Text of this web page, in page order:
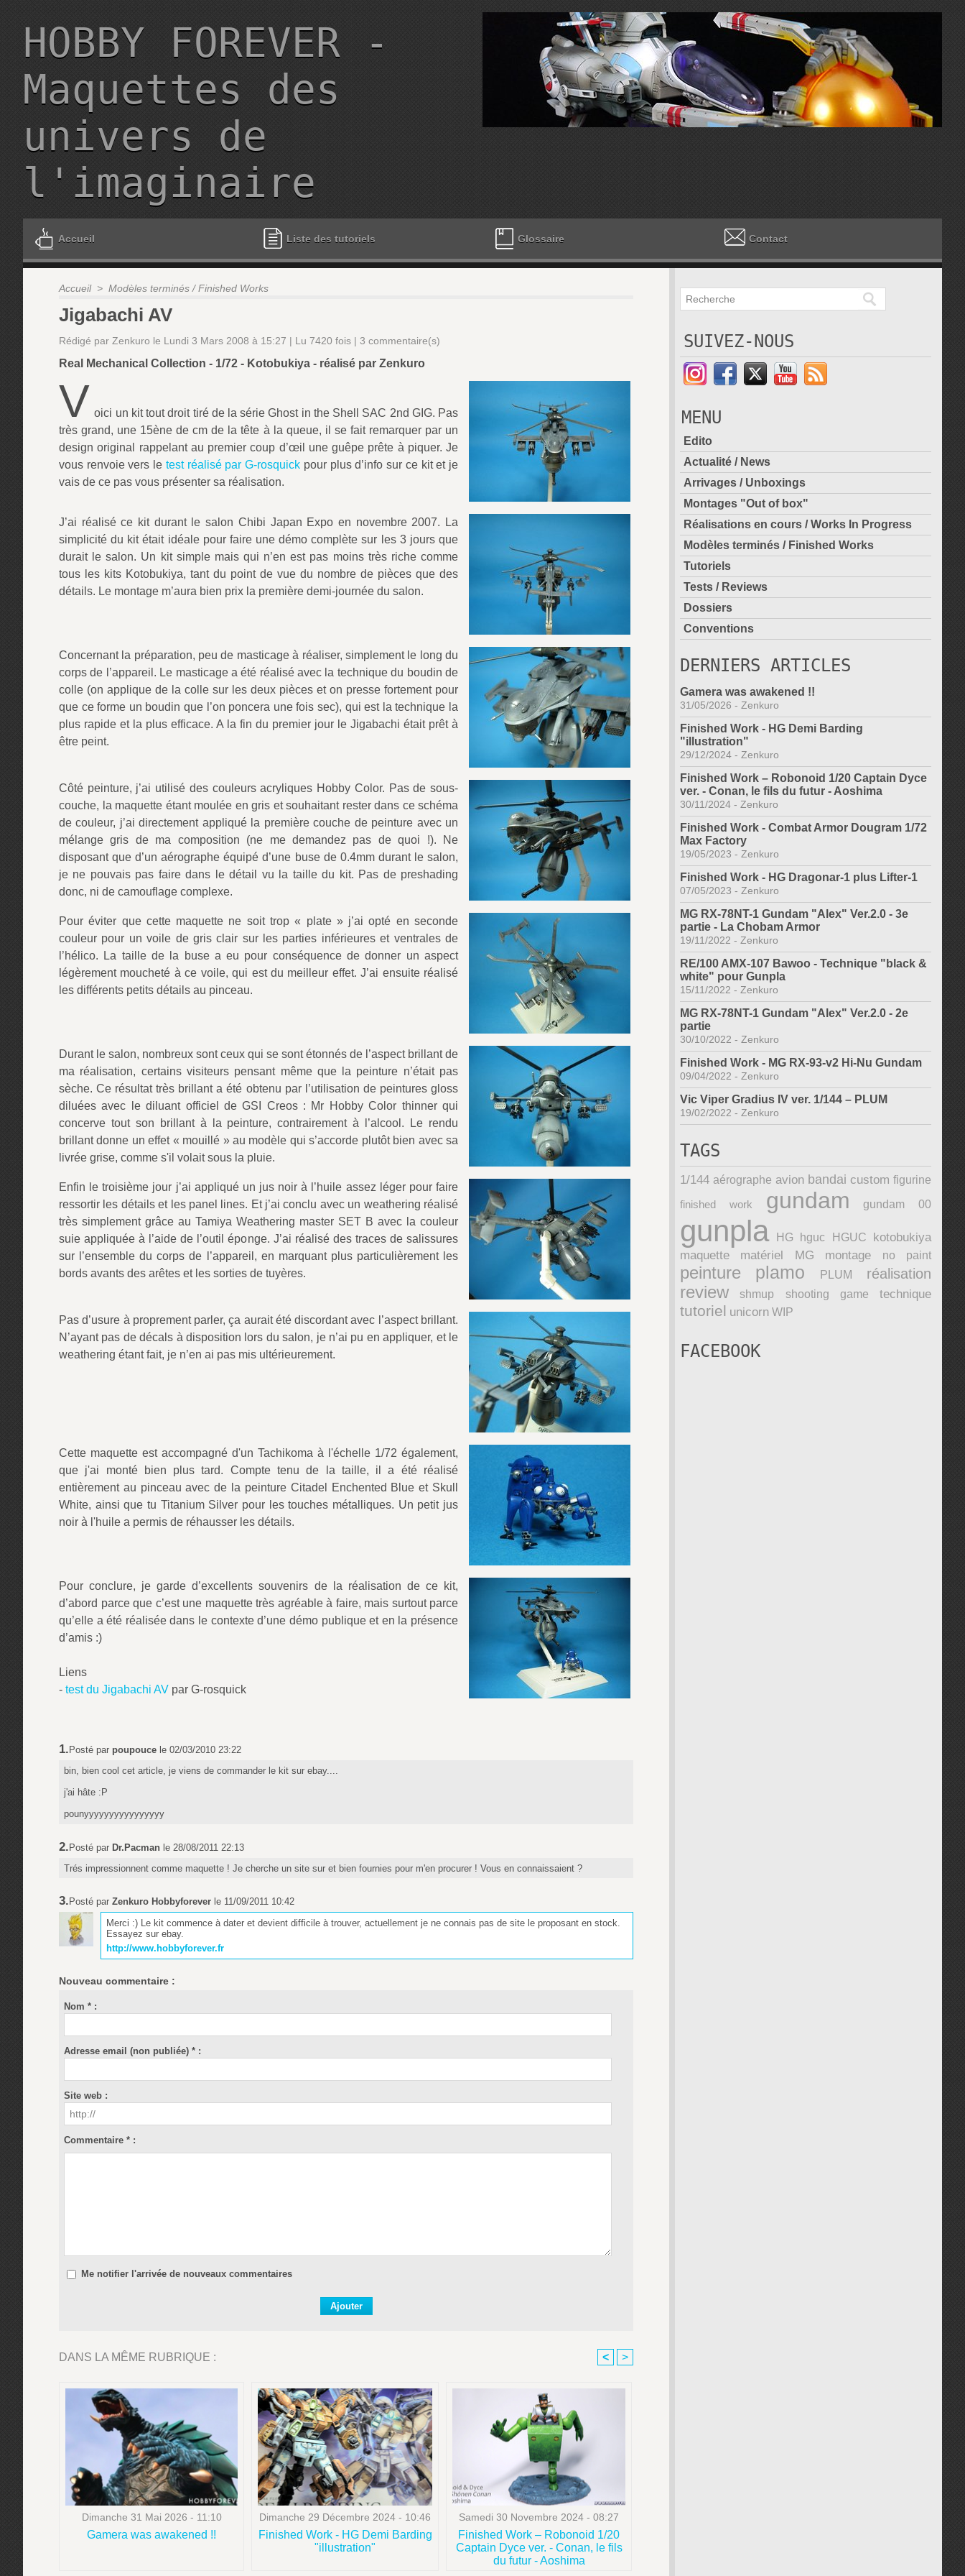
HOBBY FOREVER -
Maquettes des
univers de
l'imaginaire
Accueil Liste des tutoriels Glossaire Contact
Accueil > Modèles terminés / Finished Works
Jigabachi AV
Rédigé par Zenkuro le Lundi 3 Mars 2008 à 15:27 | Lu 7420 fois | 3 commentaire(s)
Real Mechanical Collection - 1/72 - Kotobukiya - réalisé par Zenkuro
V oici un kit tout droit tiré de la série Ghost in the Shell SAC 2nd GIG. Pas
très grand, une 15ène de cm de la tête à la queue, il se fait remarquer par un
design original rappelant au premier coup d’œil une guêpe prête à piquer. Je
vous renvoie vers le test réalisé par G-rosquick pour plus d’info sur ce kit et je
vais de ce pas vous présenter sa réalisation.
J’ai réalisé ce kit durant le salon Chibi Japan Expo en novembre 2007. La
simplicité du kit était idéale pour faire une démo complète sur les 3 jours que
durait le salon. Un kit simple mais qui n’en est pas moins très riche comme
tous les kits Kotobukiya, tant du point de vue du nombre de pièces que des
détails. Le montage m’aura bien prix la première demi-journée du salon.
Concernant la préparation, peu de masticage à réaliser, simplement le long du
corps de l’appareil. Le masticage a été réalisé avec la technique du boudin de
colle (on applique de la colle sur les deux pièces et on presse fortement pour
que ce forme un boudin que l’on poncera une fois sec), qui est la technique la
plus rapide et la plus efficace. A la fin du premier jour le Jigabachi était prêt à
être peint.
Côté peinture, j’ai utilisé des couleurs acryliques Hobby Color. Pas de sous-
couche, la maquette étant moulée en gris et souhaitant rester dans ce schéma
de couleur, j’ai directement appliqué la première couche de peinture avec un
mélange gris de ma composition (ne me demandez pas de quoi !). Ne
disposant que d’un aérographe équipé d’une buse de 0.4mm durant le salon,
je ne pouvais pas faire dans le détail vu la taille du kit. Pas de preshading
donc, ni de camouflage complexe.
Pour éviter que cette maquette ne soit trop « plate » j’ai opté en seconde
couleur pour un voile de gris clair sur les parties inférieures et ventrales de
l’hélico. La taille de la buse a eu pour conséquence de donner un aspect
légèrement moucheté à ce voile, qui est du meilleur effet. J’ai ensuite réalisé
les différents petits détails au pinceau.
Durant le salon, nombreux sont ceux qui se sont étonnés de l’aspect brillant de
ma réalisation, certains visiteurs pensant même que la peinture n’était pas
sèche. Ce résultat très brillant a été obtenu par l’utilisation de peintures gloss
diluées avec le diluant officiel de GSI Creos : Mr Hobby Color thinner qui
concerve tout son brillant à la peinture, contrairement à l’alcool. Le rendu
brillant donne un effet « mouillé » au modèle qui s’accorde plutôt bien avec sa
livrée grise, comme s'il volait sous la pluie.
Enfin le troisième jour j’ai appliqué un jus noir à l’huile assez léger pour faire
ressortir les détails et les panel lines. Et j’ai conclu avec un weathering réalisé
très simplement grâce au Tamiya Weathering master SET B avec la couleur
suie appliquée à l’aide de l’outil éponge. J’ai réalisé des traces de salissures
sur l’ensemble du corps de l’appareil, en marquant plus particulièrement les
bords avants des arêtes et les sorties de tuyères.
Pas d’usure à proprement parler, ça aurait été discordant avec l’aspect brillant.
N’ayant pas de décals à disposition lors du salon, je n’ai pu en appliquer, et le
weathering étant fait, je n’en ai pas mis ultérieurement.
Cette maquette est accompagné d'un Tachikoma à l'échelle 1/72 également,
que j'ai monté bien plus tard. Compte tenu de la taille, il a été réalisé
entièrement au pinceau avec de la peinture Citadel Enchented Blue et Skull
White, ainsi que tu Titanium Silver pour les touches métalliques. Un petit jus
noir à l'huile a permis de réhausser les détails.
Pour conclure, je garde d’excellents souvenirs de la réalisation de ce kit,
d’abord parce que c’est une maquette très agréable à faire, mais surtout parce
qu’elle a été réalisée dans le contexte d’une démo publique et en la présence
d’amis :)
Liens
- test du Jigabachi AV par G-rosquick
1. Posté par poupouce le 02/03/2010 23:22
bin, bien cool cet article, je viens de commander le kit sur ebay....
j'ai hâte :P
pounyyyyyyyyyyyyyyyy
2.Posté par Dr.Pacman le 28/08/2011 22:13
Trés impressionnent comme maquette ! Je cherche un site sur et bien fournies pour m'en procurer ! Vous en connaissaient ?
3. Posté par Zenkuro Hobbyforever le 11/09/2011 10:42
Merci :) Le kit commence à dater et devient difficile à trouver, actuellement je ne connais pas de site le proposant en stock.
Essayez sur ebay.
http://www.hobbyforever.fr
Nouveau commentaire :
Nom * :
Adresse email (non publiée) * :
Site web :
Commentaire * :
Me notifier l'arrivée de nouveaux commentaires
DANS LA MÊME RUBRIQUE : < >
Dimanche 31 Mai 2026 - 11:10
Gamera was awakened !!
Dimanche 29 Décembre 2024 - 10:46
Finished Work - HG Demi Barding
"illustration"
Samedi 30 Novembre 2024 - 08:27
Finished Work – Robonoid 1/20
Captain Dyce ver. - Conan, le fils
du futur - Aoshima
SUIVEZ-NOUS
MENU
Edito
Actualité / News
Arrivages / Unboxings
Montages "Out of box"
Réalisations en cours / Works In Progress
Modèles terminés / Finished Works
Tutoriels
Tests / Reviews
Dossiers
Conventions
DERNIERS ARTICLES
Gamera was awakened !!
31/05/2026 - Zenkuro
Finished Work - HG Demi Barding
"illustration"
29/12/2024 - Zenkuro
Finished Work – Robonoid 1/20 Captain Dyce
ver. - Conan, le fils du futur - Aoshima
30/11/2024 - Zenkuro
Finished Work - Combat Armor Dougram 1/72
Max Factory
19/05/2023 - Zenkuro
Finished Work - HG Dragonar-1 plus Lifter-1
07/05/2023 - Zenkuro
MG RX-78NT-1 Gundam "Alex" Ver.2.0 - 3e
partie - La Chobam Armor
19/11/2022 - Zenkuro
RE/100 AMX-107 Bawoo - Technique "black &
white" pour Gunpla
15/11/2022 - Zenkuro
MG RX-78NT-1 Gundam "Alex" Ver.2.0 - 2e
partie
30/10/2022 - Zenkuro
Finished Work - MG RX-93-v2 Hi-Nu Gundam
09/04/2022 - Zenkuro
Vic Viper Gradius IV ver. 1/144 – PLUM
19/02/2022 - Zenkuro
TAGS
1/144 aérographe avion bandai custom figurine
finished work
gundam gundam 00
gunpla HG hguc HGUC
kotobukiya
maquette
matériel MG montage no paint
peinture plamo PLUM réalisation
review shmup shooting game technique
tutoriel unicorn WIP
FACEBOOK